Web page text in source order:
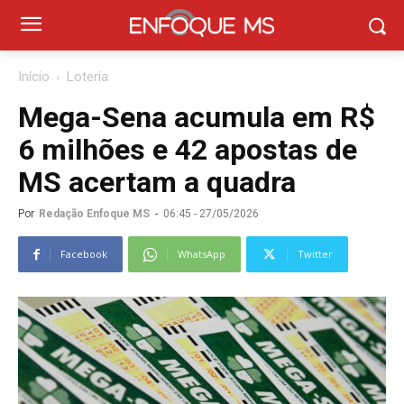
Início Loteria
Mega-Sena acumula em R$
6 milhões e 42 apostas de
MS acertam a quadra
Por Redação Enfoque MS - 06:45 - 27/05/2026
Facebook WhatsApp Twitter